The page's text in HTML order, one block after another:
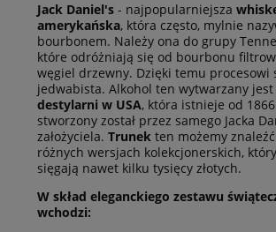
Jack Daniel's - najpopularniejsza
amerykańska, która często, mylnie
bourbonem. Należy ona do grupy
które odróżniają się od bourbonu
węgiel drzewny. Dzięki temu procesowi
jedwabista. Alkohol ten wytwarzany
destylarni w USA, która istnieje od
stworzony został przez samego Jacka
założyciela. Trunek ten możemy
różnych wersjach kolekcjonerskich,
sięgają nawet kilku tysięcy złotych.
W skład eleganckiego zestawu
wchodzi: